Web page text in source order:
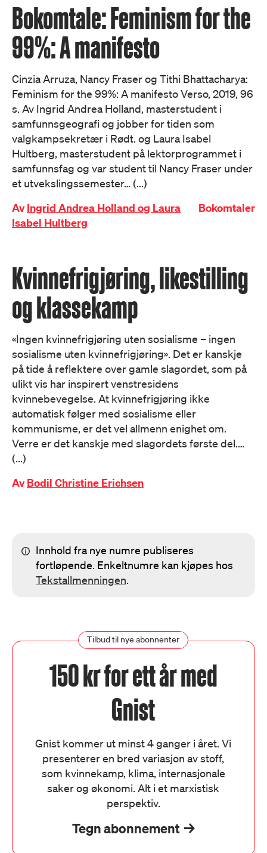
Bokomtale: Feminism for the
99%: A manifesto
Cinzia Arruza, Nancy Fraser og Tithi Bhattacharya:
Feminism for the 99%: A manifesto Verso, 2019, 96
s. Av Ingrid Andrea Holland, masterstudent i
samfunnsgeografi og jobber for tiden som
valgkampsekretær i Rødt. og Laura Isabel
Hultberg, masterstudent på lektorprogrammet i
samfunnsfag og var student til Nancy Fraser under
et utvekslingssemester… (...)
AvIngrid Andrea Holland og Laura
Isabel Hultberg
Bokomtaler
Kvinnefrigjøring, likestilling
og klassekamp
«Ingen kvinnefrigjøring uten sosialisme – ingen
sosialisme uten kvinnefrigjøring». Det er kanskje
på tide å reflektere over gamle slagordet, som på
ulikt vis har inspirert venstresidens
kvinnebevegelse. At kvinnefrigjøring ikke
automatisk følger med sosialisme eller
kommunisme, er det vel allmenn enighet om.
Verre er det kanskje med slagordets første del.…
(...)
AvBodil Christine Erichsen
Innhold fra nye numre publiseres
fortløpende. Enkeltnumre kan kjøpes hos
Tekstallmenningen.
Tilbud til nye abonnenter
150 kr for ett år med
Gnist
Gnist kommer ut minst 4 ganger i året. Vi
presenterer en bred variasjon av stoff,
som kvinnekamp, klima, internasjonale
saker og økonomi. Alt i et marxistisk
perspektiv.
Tegn abonnement